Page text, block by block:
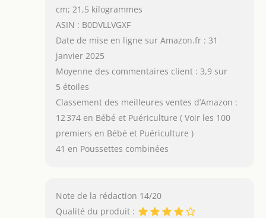
cm; 21,5 kilogrammes
ASIN : B0DVLLVGXF
Date de mise en ligne sur Amazon.fr : 31
janvier 2025
Moyenne des commentaires client : 3,9 sur
5 étoiles
Classement des meilleures ventes d’Amazon :
12 374 en Bébé et Puériculture ( Voir les 100
premiers en Bébé et Puériculture )
41 en Poussettes combinées
Note de la rédaction 14/20
Qualité du produit :